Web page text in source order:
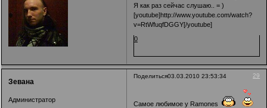
Я как раз сейчас слушаю.. = )
[youtube]http://www.youtube.com/watch?
v=RtWfuqfDGGY[/youtube]
0
Поделиться 29
03.03.2010 23:53:34
Зевана
Администратор
Самое любимое у Ramones